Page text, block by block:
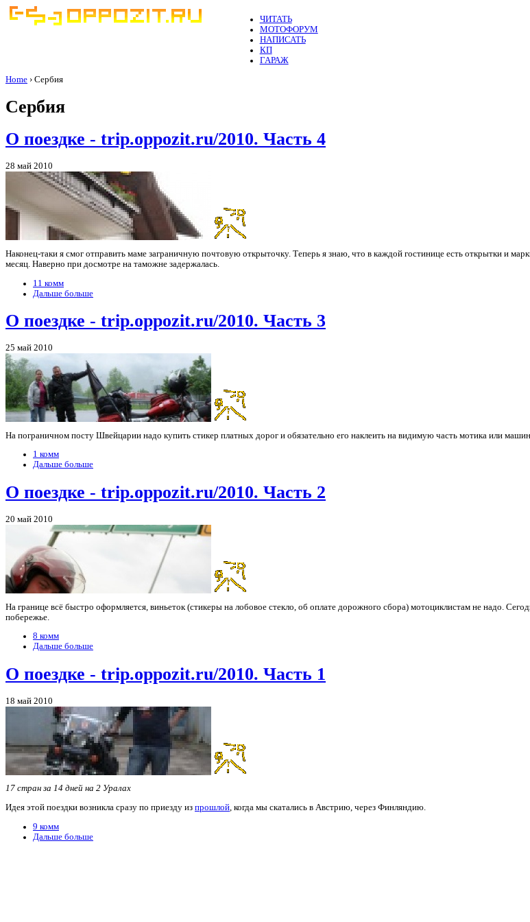
ЧИТАТЬ
МОТОФОРУМ
НАПИСАТЬ
КП
ГАРАЖ
Home › Сербия
Сербия
О поездке - trip.oppozit.ru/2010. Часть 4
28 май 2010
Наконец-таки я смог отправить маме заграничную почтовую открыточку. Теперь я знаю, что в каждой гостинице есть открытки и
месяц. Наверно при досмотре на таможне задержалась.
11 комм
Дальше больше
О поездке - trip.oppozit.ru/2010. Часть 3
25 май 2010
На пограничном посту Швейцарии надо купить стикер платных дорог и обязательно его наклеить на видимую часть мотика или
1 комм
Дальше больше
О поездке - trip.oppozit.ru/2010. Часть 2
20 май 2010
На границе всё быстро оформляется, виньеток (стикеры на лобовое стекло, об оплате дорожного сбора) мотоциклистам не надо.
побережье.
8 комм
Дальше больше
О поездке - trip.oppozit.ru/2010. Часть 1
18 май 2010
17 стран за 14 дней на 2 Уралах
Идея этой поездки возникла сразу по приезду из прошлой, когда мы скатались в Австрию, через Финляндию.
9 комм
Дальше больше